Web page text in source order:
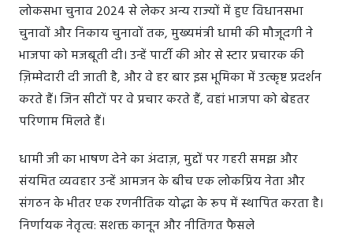
लोकसभा चुनाव 2024 से लेकर अन्य राज्यों में हुए विधानसभा
चुनावों और निकाय चुनावों तक, मुख्यमंत्री धामी की मौजूदगी ने
भाजपा को मजबूती दी। उन्हें पार्टी की ओर से स्टार प्रचारक की
ज़िम्मेदारी दी जाती है, और वे हर बार इस भूमिका में उत्कृष्ट प्रदर्शन
करते हैं। जिन सीटों पर वे प्रचार करते हैं, वहां भाजपा को बेहतर
परिणाम मिलते हैं।
धामी जी का भाषण देने का अंदाज़, मुद्दों पर गहरी समझ और
संयमित व्यवहार उन्हें आमजन के बीच एक लोकप्रिय नेता और
संगठन के भीतर एक रणनीतिक योद्धा के रूप में स्थापित करता है।
निर्णायक नेतृत्व: सशक्त कानून और नीतिगत फैसले